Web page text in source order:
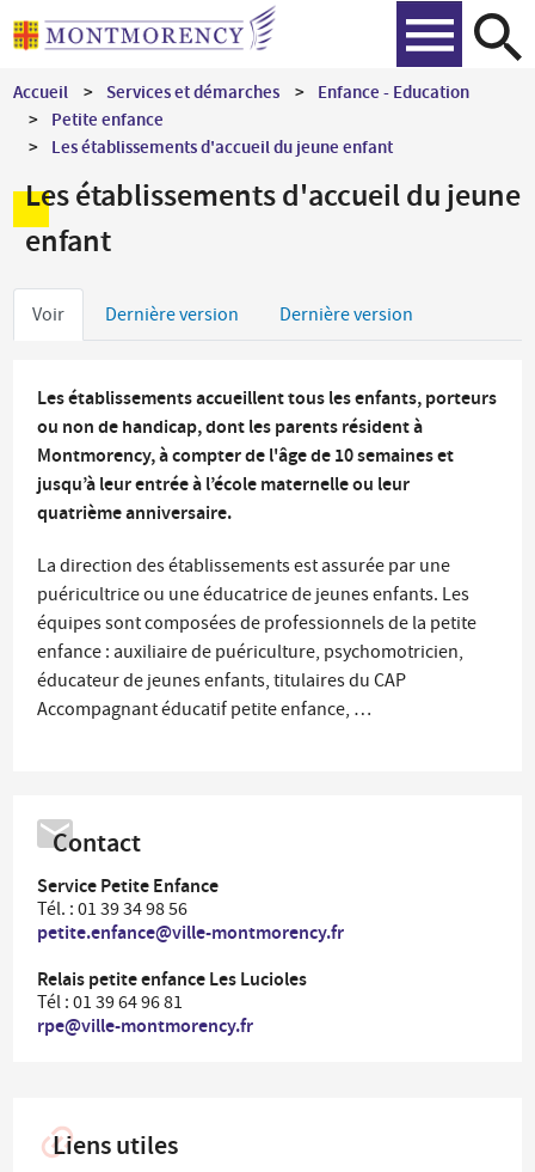
Aller
au
principal
Accueil Services et démarches
Enfance - Education
Petite enfance
Les établissements d'accueil du jeune enfant
Les établissements d'accueil du jeune
enfant
Onglets
Voir Dernière version Dernière version
Les établissements accueillent tous les enfants, porteurs
ou non de handicap, dont les parents résident à
Montmorency, à compter de l'âge de 10 semaines et
jusqu’à leur entrée à l’école maternelle ou leur
quatrième anniversaire.
La direction des établissements est assurée par une
puéricultrice ou une éducatrice de jeunes enfants. Les
équipes sont composées de professionnels de la petite
enfance : auxiliaire de puériculture, psychomotricien,
éducateur de jeunes enfants, titulaires du CAP
Accompagnant éducatif petite enfance, …
Contact
Service Petite Enfance
Tél. : 01 39 34 98 56
petite.enfance@ville-montmorency.fr
Relais petite enfance Les Lucioles
Tél : 01 39 64 96 81
rpe@ville-montmorency.fr
Liens utiles